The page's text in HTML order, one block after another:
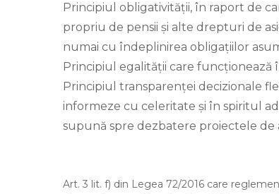
Principiul obligativității, în raport de
propriu de pensii și alte drepturi de
numai cu îndeplinirea obligațiilor
Principiul egalității care funcționează
Principiul transparenței decizionale
informeze cu celeritate și în spiritul
supună spre dezbatere proiectele de
Art. 3 lit. f) din Legea 72/2016 care